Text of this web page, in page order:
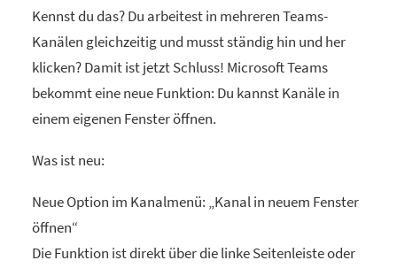
Kennst du das? Du arbeitest in mehreren Teams-
Kanälen gleichzeitig und musst ständig hin und her
klicken? Damit ist jetzt Schluss! Microsoft Teams
bekommt eine neue Funktion: Du kannst Kanäle in
einem eigenen Fenster öffnen.
Was ist neu:
Neue Option im Kanalmenü: „Kanal in neuem Fenster
öffnen“
Die Funktion ist direkt über die linke Seitenleiste oder